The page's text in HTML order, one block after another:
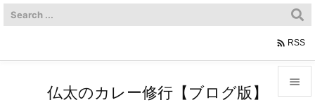

 RSS
仏太のカレー修行【ブログ版】